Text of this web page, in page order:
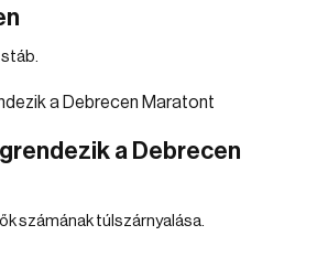
a Debrecen
számának túlszárnyalása.